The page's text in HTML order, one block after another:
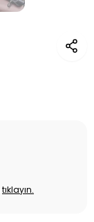
tıklayın.